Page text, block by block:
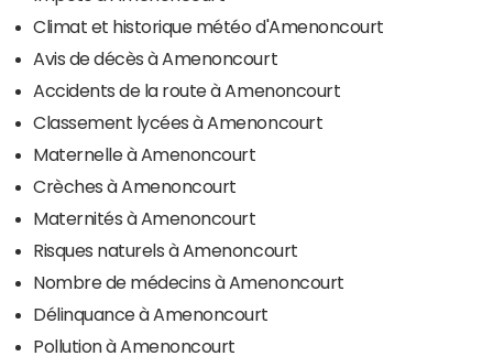
Climat et historique météo d'Amenoncourt
Avis de décès à Amenoncourt
Accidents de la route à Amenoncourt
Classement lycées à Amenoncourt
Maternelle à Amenoncourt
Crèches à Amenoncourt
Maternités à Amenoncourt
Risques naturels à Amenoncourt
Nombre de médecins à Amenoncourt
Délinquance à Amenoncourt
Pollution à Amenoncourt